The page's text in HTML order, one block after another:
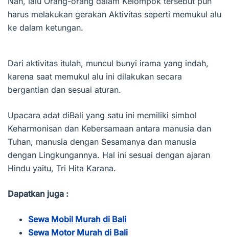
harus melakukan gerakan Aktivitas seperti memukul alu
ke dalam ketungan.
Dari aktivitas itulah, muncul bunyi irama yang indah,
karena saat memukul alu ini dilakukan secara
bergantian dan sesuai aturan.
Upacara adat diBali yang satu ini memiliki simbol
Keharmonisan dan Kebersamaan antara manusia dan
Tuhan, manusia dengan Sesamanya dan manusia
dengan Lingkungannya. Hal ini sesuai dengan ajaran
Hindu yaitu, Tri Hita Karana.
Dapatkan juga :
Sewa Mobil Murah di Bali
Sewa Motor Murah di Bali